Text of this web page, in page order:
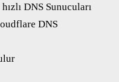
DNS Sunucuları
DNS